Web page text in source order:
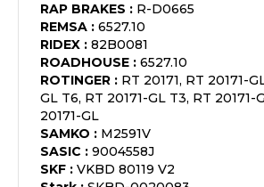
RAP BRAKES : R-D0665
REMSA : 6527.10
RIDEX : 82B0081
ROADHOUSE : 6527.10
ROTINGER : RT 20171, RT 20171-
GL T6, RT 20171-GL T3, RT 20171-
20171-GL
SAMKO : M2591V
SASIC : 9004558J
SKF : VKBD 80119 V2